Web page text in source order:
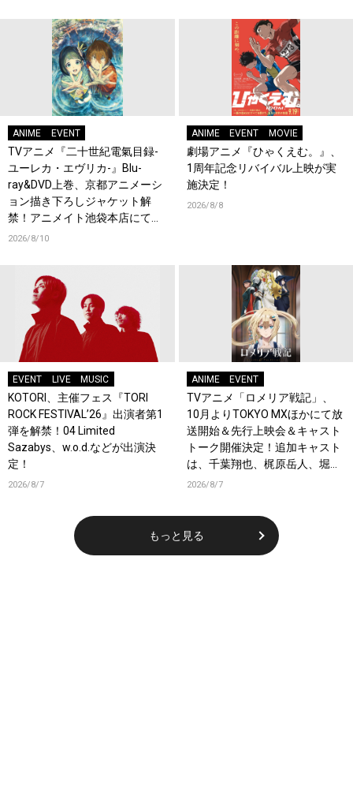
ANIME EVENT
TVアニメ『二十世紀電氣目録-
ユーレカ・エヴリカ-』Blu-
ray&DVD上巻、京都アニメーシ
ョン描き下ろしジャケット解
禁！アニメイト池袋本店にて店
頭イベント開催！
2026/8/10
ANIME EVENT MOVIE
劇場アニメ『ひゃくえむ。』、
1周年記念リバイバル上映が実
施決定！
2026/8/8
EVENT LIVE MUSIC
KOTORI、主催フェス『TORI
ROCK FESTIVAL’26』出演者第1
弾を解禁！04 Limited
Sazabys、w.o.d.などが出演決
定！
2026/8/7
ANIME EVENT
TVアニメ「ロメリア戦記」、
10月よりTOKYO MXほかにて放
送開始＆先行上映会＆キャスト
トーク開催決定！追加キャスト
は、千葉翔也、梶原岳人、堀江
瞬、綿貫竜之介！PV第1弾公
2026/8/7
もっと見る